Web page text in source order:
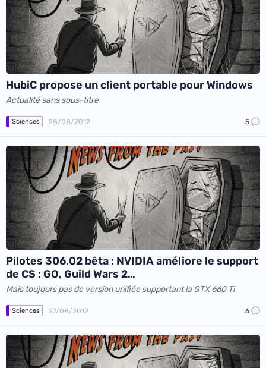
HubiC propose un client portable pour Windows
Actualité sans sous-titre
Sciences 28/08/2012 5
Pilotes 306.02 bêta : NVIDIA améliore le support
de CS : GO, Guild Wars 2…
Mais toujours pas de version unifiée supportant la GTX 660 Ti
Sciences 27/08/2012 6